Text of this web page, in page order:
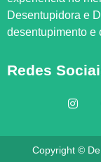
Desentupidora e
desentupimento e
Redes
Copyright ©